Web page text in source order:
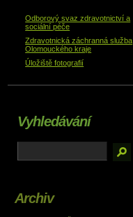
Odborový svaz zdravotnictví a
sociální péče
Zdravotnická záchranná služba
Olomouckého kraje
Úložiště fotografií
Vyhledávání
Archiv